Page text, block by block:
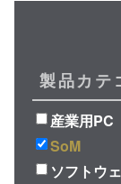
製品カテ
産業用PC
SoM
ソフトウ